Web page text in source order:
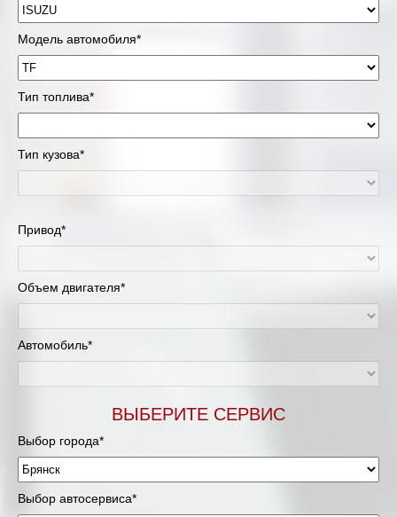
Модель автомобиля*
Тип топлива*
Тип кузова*
Привод*
Объем двигателя*
Автомобиль*
ВЫБЕРИТЕ СЕРВИС
Выбор города*
Выбор автосервиса*